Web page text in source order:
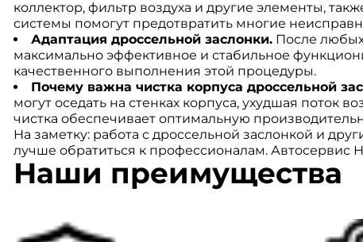
коллектор, фильтр воздуха и другие элементы,
системы помогут предотвратить многие
Адаптация дроссельной заслонки.После любых
максимально эффективное и стабильное
качественного выполнения этой процедуры.
Почему важна чистка корпуса дроссельной
могут оседать на стенках корпуса, ухудшая
чистка обеспечивает оптимальную
На заметку: работа с дроссельной заслонкой и
лучше обратиться к профессионалам. Автосервис
Наши преимущества